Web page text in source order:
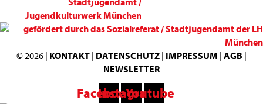
© 2026 | KONTAKT | DATENSCHUTZ | IMPRESSUM | AGB |
NEWSLETTER
Facebook
Instagram
Youtube